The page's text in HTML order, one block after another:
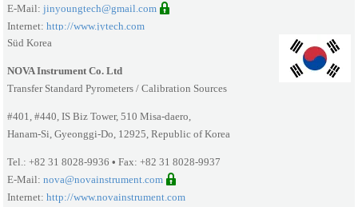
E-Mail:jinyoungtech@gmail.com
Internet:http://www.jytech.com
Süd Korea
NOVA Instrument Co. Ltd
Transfer Standard Pyrometers / Calibration Sources
#401, #440, IS Biz Tower, 510 Misa-daero,
Hanam-Si, Gyeonggi-Do, 12925, Republic of Korea
Tel.: +82 31 8028-9936 •Fax: +82 31 8028-9937
E-Mail:nova@novainstrument.com
Internet:http://www.novainstrument.com